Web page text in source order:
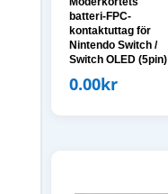
batteri-FPC-
kontaktuttag för
Nintendo Switch /
Switch OLED (5pin)
0.00kr